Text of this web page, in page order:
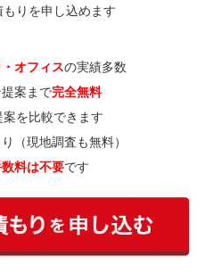
もりを申し込めます
オフィスの実績多数
案まで完全無料
を比較できます
（現地調査も無料）
料は不要です